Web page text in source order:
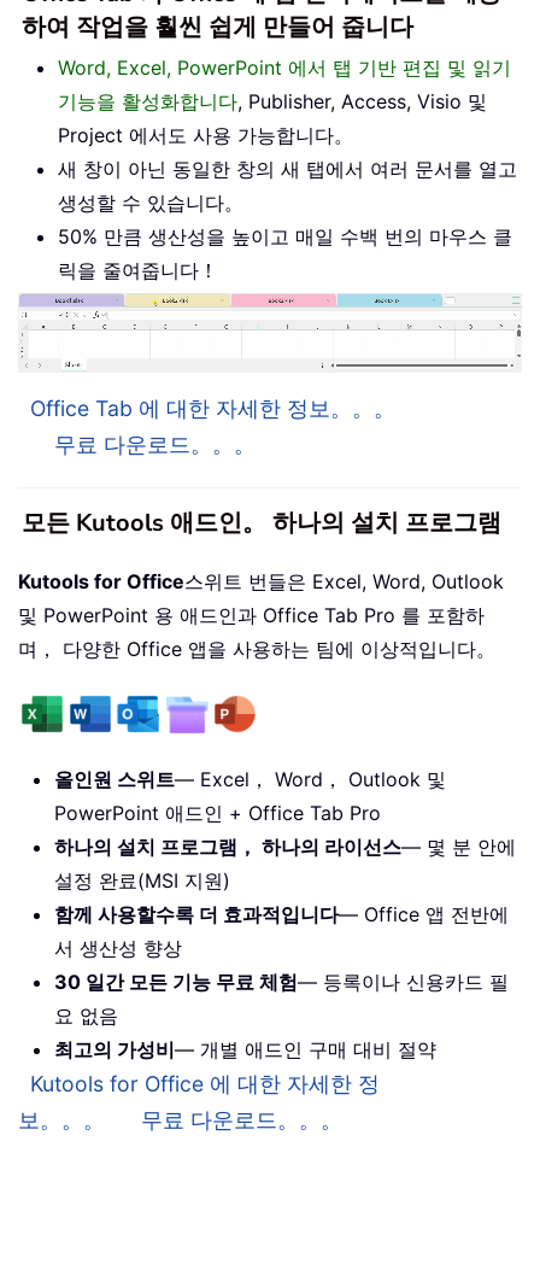
하여 작업을 훨씬 쉽게 만들어 줍니다
Word, Excel, PowerPoint 에서 탭 기반 편집 및 읽기
기능을 활성화합니다, Publisher, Access, Visio 및
Project 에서도 사용 가능합니다。
새 창이 아닌 동일한 창의 새 탭에서 여러 문서를 열고
생성할 수 있습니다。
50% 만큼 생산성을 높이고 매일 수백 번의 마우스 클
릭을 줄여줍니다！
Office Tab 에 대한 자세한 정보。。。
무료 다운로드。。。
모든 Kutools 애드인。 하나의 설치 프로그램
Kutools for Office스위트 번들은 Excel, Word, Outlook
및 PowerPoint 용 애드인과 Office Tab Pro 를 포함하
며， 다양한 Office 앱을 사용하는 팀에 이상적입니다。
올인원 스위트— Excel， Word， Outlook 및
PowerPoint 애드인 + Office Tab Pro
하나의 설치 프로그램， 하나의 라이선스— 몇 분 안에
설정 완료(MSI 지원)
함께 사용할수록 더 효과적입니다— Office 앱 전반에
서 생산성 향상
30 일간 모든 기능 무료 체험— 등록이나 신용카드 필
요 없음
최고의 가성비— 개별 애드인 구매 대비 절약
Kutools for Office 에 대한 자세한 정
보。。。
무료 다운로드。。。